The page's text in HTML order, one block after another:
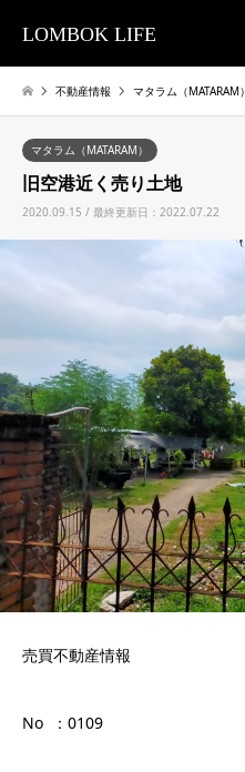
LOMBOK LIFE
不動産情報 マタラム（MATARAM）
マタラム（MATARAM）
旧空港近く売り土地
2020.09.15 / 最終更新日：2022.07.22
売買不動産情報
No ：0109